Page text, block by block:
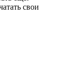
свои